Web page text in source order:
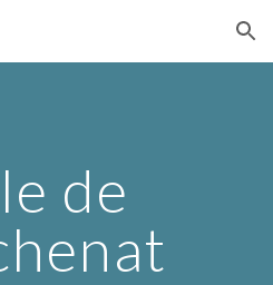
Skip to navigation
de